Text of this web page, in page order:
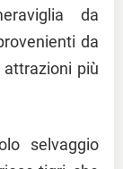
da
da
più
selvaggio